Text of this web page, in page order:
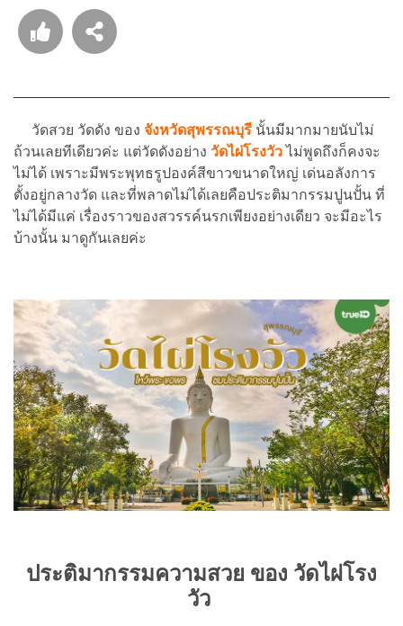
วัดสวย วัดดัง ของ จังหวัดสุพรรณบุรี นั้นมีมากมายนับไม่
ถ้วนเลยทีเดียวค่ะ แต่วัดดังอย่าง วัดไผ่โรงวัวไม่พูดถึงก็คงจะ
ไม่ได้ เพราะมีพระพุทธรูปองค์สีขาวขนาดใหญ่ เด่นอลังการ
ตั้งอยู่กลางวัด และที่พลาดไม่ได้เลยคือประติมากรรมปูนปั้น ที่
ไม่ได้มีแค่ เรื่องราวของสวรรค์นรกเพียงอย่างเดียว จะมีอะไร
บ้างนั้น มาดูกันเลยค่ะ
ประติมากรรมความสวย ของ วัดไผ่โรง
วัว